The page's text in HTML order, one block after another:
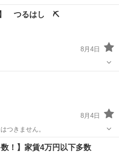
】 つるはし ⛏️
8月4日
8月4日
つきません。
庭用品 シャワーヘッド
数！】家賃4万円以下多数